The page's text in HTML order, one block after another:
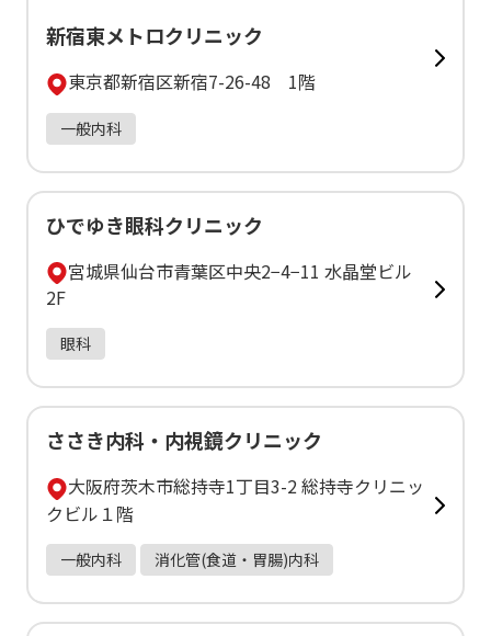
新宿東メトロクリニック
東京都新宿区新宿7-26-48 1階
一般内科
ひでゆき眼科クリニック
宮城県仙台市青葉区中央2−4−11 水晶堂ビル
2F
眼科
ささき内科・内視鏡クリニック
大阪府茨木市総持寺1丁目3-2 総持寺クリニッ
クビル１階
一般内科 消化管(食道・胃腸)内科